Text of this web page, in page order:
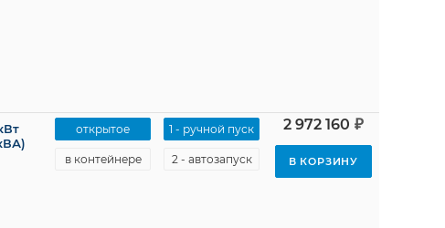
открытое
в контейнере
1 - ручной пуск
2 - автозапуск
2 972 160 ₽
В КОРЗИНУ